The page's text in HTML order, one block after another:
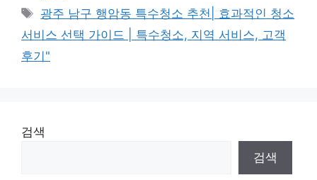
Tags
광주 남구 행암동 특수청소 추천| 효과적인 청소
서비스 선택 가이드 | 특수청소, 지역 서비스, 고객
후기"
검색
검색